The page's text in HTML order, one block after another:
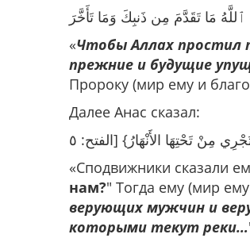
مَا تَقَدَّمَ مِن ذَنبِكَ وَمَا تَأَخَّرَ
«Чтобы Аллах простил
прежние и будущие
Пророку (мир ему и
Далее Анас сказал:
مِنْ تَحْتِهَا الأَنْهَارُ} [الفتح: ٥
«Сподвижники сказали
нам?" Тогда ему (мир
верующих мужчин и
которыми текут реки…